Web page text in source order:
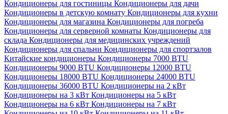
Кондиционеры для гостиницы Кондиционеры для дачи
Кондиционеры в детскую комнату Кондиционеры для кухни
Кондиционеры для магазина Кондиционеры для погреба
Кондиционеры для серверной комнаты Кондиционеры для
склада Кондиционеры для медицинских учреждений
Кондиционеры для спальни Кондиционеры для спортзалов
Китайские кондиционеры Кондиционеры 7000 BTU
Кондиционеры 9000 BTU Кондиционеры 12000 BTU
Кондиционеры 18000 BTU Кондиционеры 24000 BTU
Кондиционеры 36000 BTU Кондиционеры на 2 кВт
Кондиционеры на 3 кВт Кондиционеры на 5 кВт
Кондиционеры на 6 кВт Кондиционеры на 7 кВт